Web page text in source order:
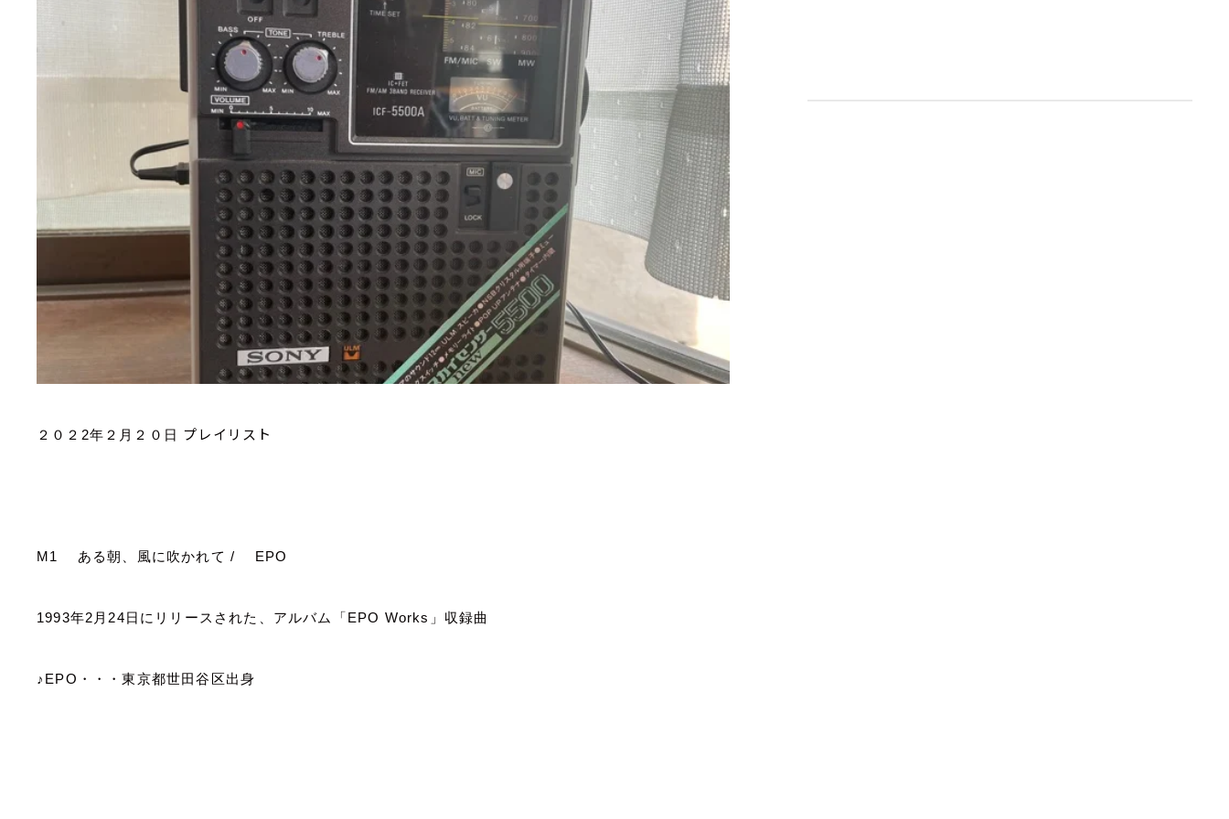
２０２ 2年２月２０日 プレイリスト
M1 ある朝、風に吹かれて / EPO
1993年2 月 24日にリリースされた、アルバム「EPO Works 」収録曲
♪ EPO ・・・東京都世田谷区出身